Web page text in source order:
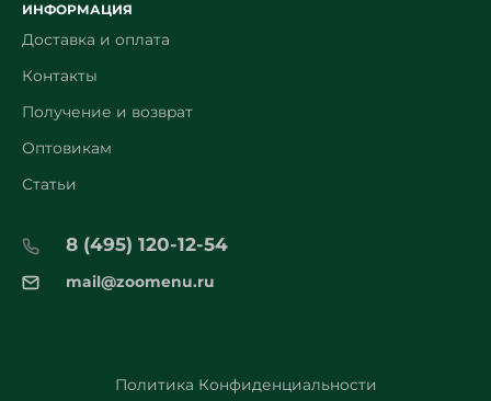
ИНФОРМАЦИЯ
Доставка и оплата
Контакты
Получение и возврат
Оптовикам
Статьи
8 (495) 120-12-54
mail@zoomenu.ru
Политика Конфиденциальности